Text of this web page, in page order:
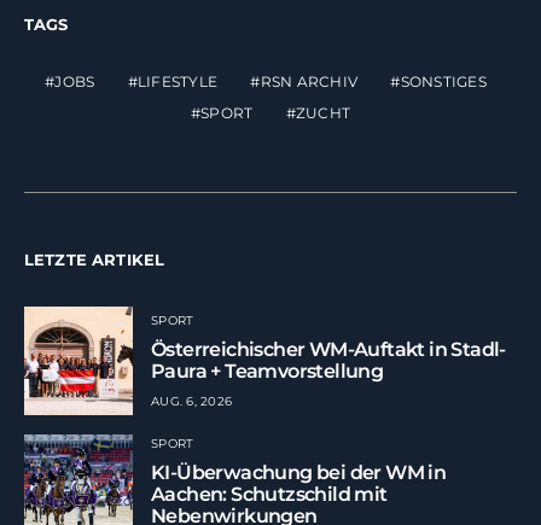
TAGS
JOBS LIFESTYLE RSN ARCHIV
SONSTIGES
SPORT
ZUCHT
LETZTE ARTIKEL
SPORT
Österreichischer WM-Auftakt in Stadl-
Paura + Teamvorstellung
AUG. 6, 2026
SPORT
KI-Überwachung bei der WM in
Aachen: Schutzschild mit
Nebenwirkungen